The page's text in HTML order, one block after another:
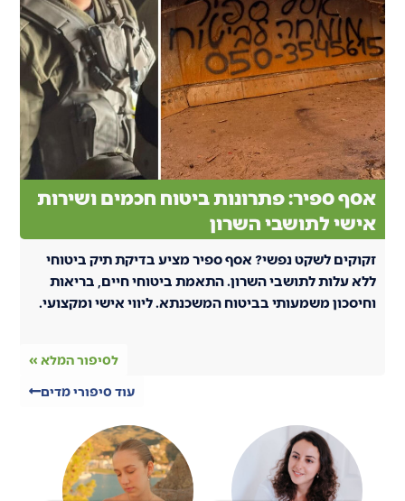
אסף ספיר: פתרונות ביטוח חכמים ושירות
אישי לתושבי השרון
זקוקים לשקט נפשי? אסף ספיר מציע בדיקת תיק ביטוחי
ללא עלות לתושבי השרון. התאמת ביטוחי חיים, בריאות
וחיסכון משמעותי בביטוח המשכנתא. ליווי אישי ומקצועי.
לסיפור המלא »
עוד סיפורי מדים